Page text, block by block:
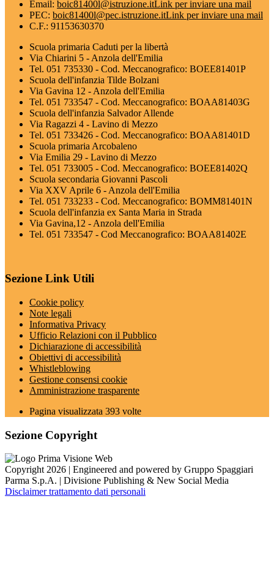
Email: boic81400l@istruzione.itLink per inviare una mail
PEC: boic81400l@pec.istruzione.itLink per inviare una mail
C.F.: 91153630370
Scuola primaria Caduti per la libertà
Via Chiarini 5 - Anzola dell'Emilia
Tel. 051 735330 - Cod. Meccanografico: BOEE81401P
Scuola dell'infanzia Tilde Bolzani
Via Gavina 12 - Anzola dell'Emilia
Tel. 051 733547 - Cod. Meccanografico: BOAA81403G
Scuola dell'infanzia Salvador Allende
Via Ragazzi 4 - Lavino di Mezzo
Tel. 051 733426 - Cod. Meccanografico: BOAA81401D
Scuola primaria Arcobaleno
Via Emilia 29 - Lavino di Mezzo
Tel. 051 733005 - Cod. Meccanografico: BOEE81402Q
Scuola secondaria Giovanni Pascoli
Via XXV Aprile 6 - Anzola dell'Emilia
Tel. 051 733233 - Cod. Meccanografico: BOMM81401N
Scuola dell'infanzia ex Santa Maria in Strada
Via Gavina,12 - Anzola dell'Emilia
Tel. 051 733547 - Cod Meccanografico: BOAA81402E
Sezione Link Utili
Cookie policy
Note legali
Informativa Privacy
Ufficio Relazioni con il Pubblico
Dichiarazione di accessibilità
Obiettivi di accessibilità
Whistleblowing
Gestione consensi cookie
Amministrazione trasparente
Pagina visualizzata 393 volte
Sezione Copyright
Copyright 2026 | Engineered and powered by Gruppo Spaggiari
Parma S.p.A. | Divisione Publishing & New Social Media
Disclaimer trattamento dati personali